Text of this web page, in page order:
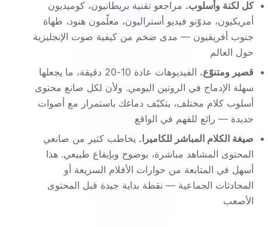
كل لكنة وأسلوب. مراجعو تقنية بريطانيون، كوميديون
أمريكيون، مدوّنو فيديو أستراليون، معلّمون هنود، طهاة
جنوب أفريقيون — مدى ضخم من كيفية صوت الإنجليزية
حول العالم
قصير ومتنوّع.
الفيديوهات عادة 10-20 دقيقة، ما يجعلها
سهلة الإدماج في الروتين اليومي. ولأن لكل صانع محتوى
أسلوب كلام مختلف، يتكيّف دماغك باستمرار مع أصوات
جديدة — رائع للفهم في الواقع
صيغة الكلام المباشر للكاميرا. يخاطب كثير من صانعي
المحتوى المشاهد مباشرة، بوضوح وبإيقاع طبيعي. هذا
أسهل في المتابعة من حوارات الأفلام السريعة أو
المحادثات الجماعية — نقطة بداية جيدة قبل المحتوى
الأصعب